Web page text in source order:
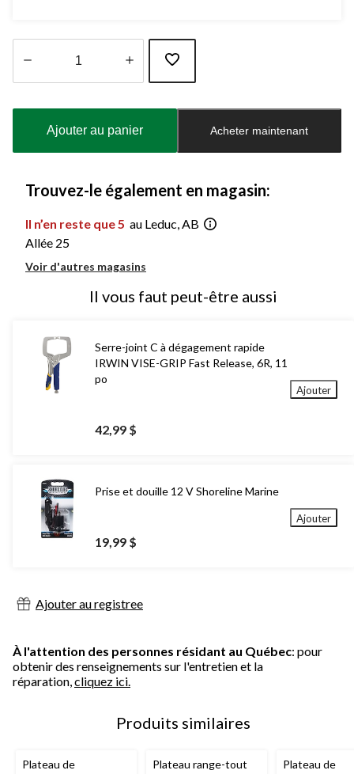
à
Ajouter au panier Acheter maintenant
Trouvez-le également en magasin:
Il n’en reste que 5 au Leduc, AB
Allée 25
Voir d'autres magasins
Il vous faut peut-être aussi
Serre-joint C à dégagement rapide
IRWIN VISE-GRIP Fast Release, 6R, 11
po
42,99 $
Ajouter
Prise et douille 12 V Shoreline Marine
19,99 $
Ajouter
Ajouter au registree
À l'attention des personnes résidant au Québec: pour
obtenir des renseignements sur l'entretien et la
réparation,cliquez ici.
Produits similaires
Plateau de
Plateau range-tout
Plateau de